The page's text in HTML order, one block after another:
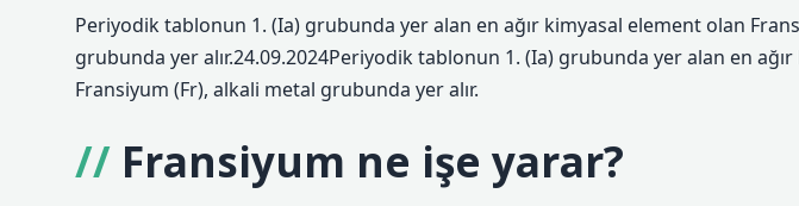
Periyodik tablonun 1. (Ia) grubunda yer alan en ağır kimyasal element olan
grubunda yer alır.24.09.2024Periyodik tablonun 1. (Ia) grubunda yer alan en
Fransiyum (Fr), alkali metal grubunda yer alır.
Fransiyum ne işe yarar?